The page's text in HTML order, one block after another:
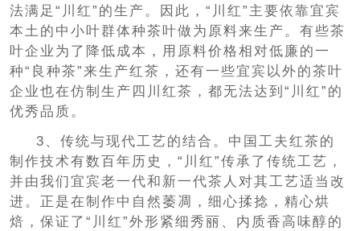
法满足“川红”的生产。因此，“川红”主要依靠宜宾
本土的中小叶群体种茶叶做为原料来生产。有些茶
叶企业为了降低成本，用原料价格相对低廉的一
种“良种茶”来生产红茶，还有一些宜宾以外的茶叶
企业也在仿制生产四川红茶，都无法达到“川红”的
优秀品质。
3、传统与现代工艺的结合。中国工夫红茶的
制作技术有数百年历史，“川红”传承了传统工艺，
并由我们宜宾老一代和新一代茶人对其工艺适当改
进。正是在制作中自然萎凋，细心揉捻，精心烘
焙，保证了“川红”外形紧细秀丽、内质香高味醇的